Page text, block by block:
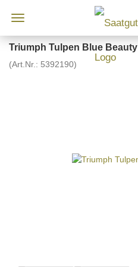
Triumph Tulpen Blue Beauty
(Art.Nr.: 5392190)